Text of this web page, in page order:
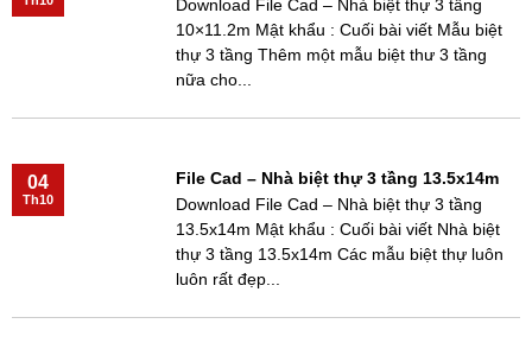
Download File Cad – Nhà biệt thự 3 tầng
10×11.2m Mật khẩu : Cuối bài viết Mẫu biệt
thự 3 tầng Thêm một mẫu biệt thư 3 tầng
nữa cho...
File Cad – Nhà biệt thự 3 tầng 13.5x14m
Download File Cad – Nhà biệt thự 3 tầng
13.5x14m Mật khẩu : Cuối bài viết Nhà biệt
thự 3 tầng 13.5x14m Các mẫu biệt thự luôn
luôn rất đẹp...
04
Th10